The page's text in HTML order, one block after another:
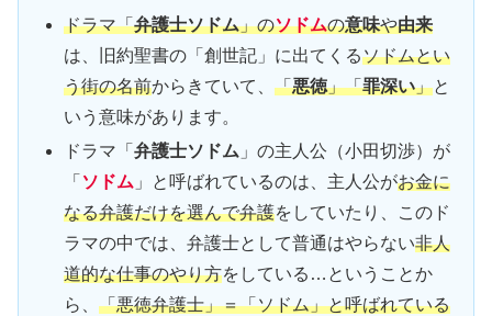
ドラマ「弁護士ソドム」のソドムの意味や由来
は、旧約聖書の「創世記」に出てくるソドムとい
う街の名前からきていて、「悪徳」「罪深い」と
いう意味があります。
ドラマ「弁護士ソドム 」の主人公（小田切渉）が
「 ソドム 」と呼ばれているのは、主人公がお金に
なる弁護だけを選んで弁護をしていたり、このド
ラマの中では、弁護士として普通はやらない非人
道的な仕事のやり方をしている…ということか
ら、「悪徳弁護士」＝「ソドム」と呼ばれている